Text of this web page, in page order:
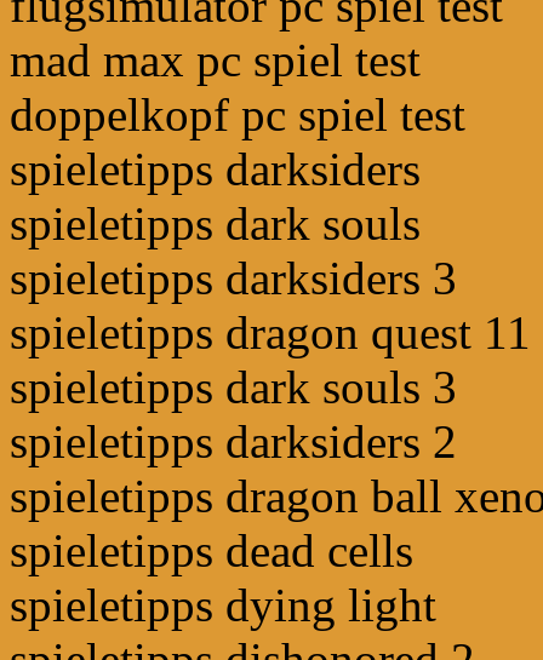
mad max pc spiel test
doppelkopf pc spiel test
spieletipps darksiders
spieletipps dark souls
spieletipps darksiders 3
spieletipps dragon quest 11
spieletipps dark souls 3
spieletipps darksiders 2
spieletipps dragon ball
spieletipps dead cells
spieletipps dying light